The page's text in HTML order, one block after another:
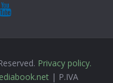
Privacy policy.
| P.IVA